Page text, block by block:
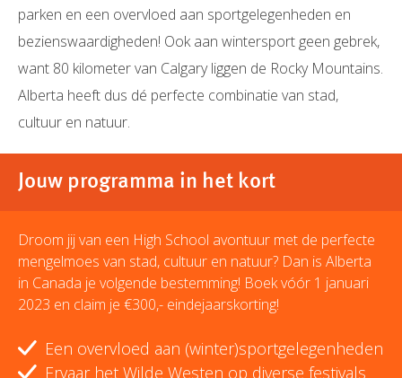
parken en een overvloed aan sportgelegenheden en
bezienswaardigheden! Ook aan wintersport geen gebrek,
want 80 kilometer van Calgary liggen de Rocky Mountains.
Alberta heeft dus dé perfecte combinatie van stad,
cultuur en natuur.
Jouw programma in het kort
Droom jij van een High School avontuur met de perfecte
mengelmoes van stad, cultuur en natuur? Dan is Alberta
in Canada je volgende bestemming! Boek vóór 1 januari
2023 en claim je €300,- eindejaarskorting!
Een overvloed aan (winter)sportgelegenheden
Ervaar het Wilde Westen op diverse festivals